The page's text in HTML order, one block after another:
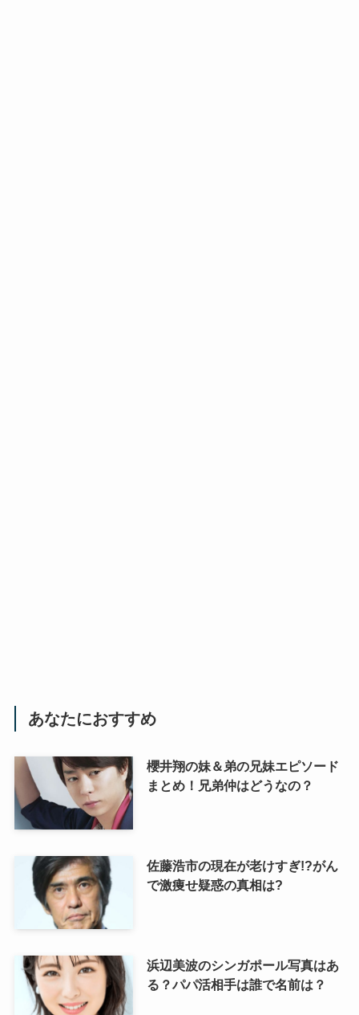
あなたにおすすめ
櫻井翔の妹＆弟の兄妹エピソード
まとめ！兄弟仲はどうなの？
佐藤浩市の現在が老けすぎ!?がん
で激痩せ疑惑の真相は?
浜辺美波のシンガポール写真はあ
る？パパ活相手は誰で名前は？